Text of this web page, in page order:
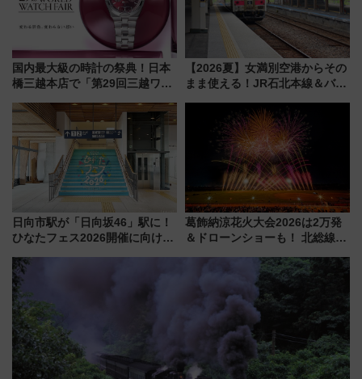
国内最大級の時計の祭典！日本
橋三越本店で「第29回三越ワー
【2026年8月5日～25日】
【2026夏】女満別空港からその
まま使える！JR石北本線＆バス
ーパス」でおトクに道東観光
（8/3発売）
日向市駅が「日向坂46」駅に！
ひなたフェス2026開催に向けJR
全力応援 夜行列車「ドリーム
おひさま号」も走る
葛飾納涼花火大会2026は2万発
＆ドローンショーも！ 北総線を
車、観覧スポット情報と周辺観
光まとめ（7/28開催）